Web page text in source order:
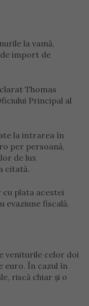
la vamă,
import de
Thomas
Principal al
la intrarea în
per persoană,
de lux
citată.
cu plata acestei
evaziune fiscală.
veniturile celor doi
euro. În cazul în
riscă chiar și o